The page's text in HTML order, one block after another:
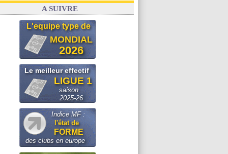
A SUIVRE
L'equipe type de
MONDIAL
2026
Le meilleur effectif
LIGUE 1
saison
2025-26
Indice MF :
l'état de
FORME
des clubs en europe